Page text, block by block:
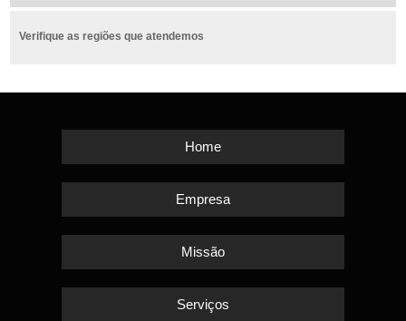
Verifique as regiões que atendemos
Home
Empresa
Missão
Serviços